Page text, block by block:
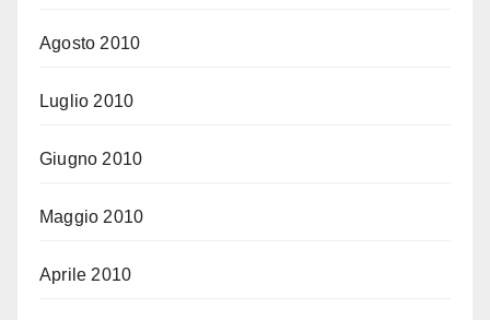
Agosto 2010
Luglio 2010
Giugno 2010
Maggio 2010
Aprile 2010